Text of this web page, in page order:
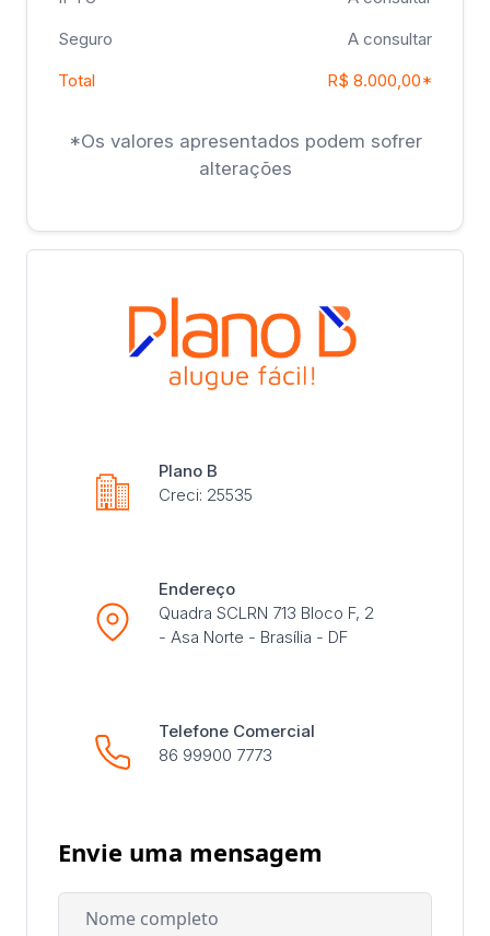
Seguro
A consultar
Total
R$ 8.000,00*
*Os valores apresentados podem sofrer
alterações
Plano B
Creci: 25535
Endereço
Quadra SCLRN 713 Bloco F, 2
- Asa Norte - Brasília - DF
Telefone Comercial
86 99900 7773
Envie uma mensagem